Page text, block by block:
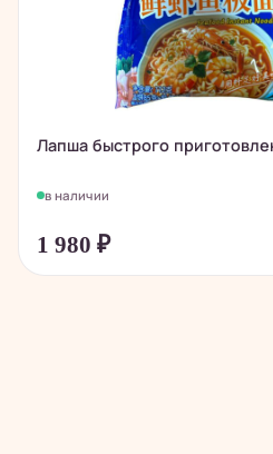
Лапша быстрого
в наличии
1 980 ₽